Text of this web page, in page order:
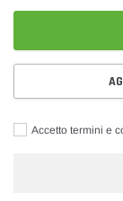
Accetto termini e